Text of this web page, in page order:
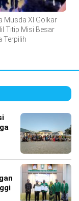
Musda XI Golkar
Titip Misi Besar
Terpilih